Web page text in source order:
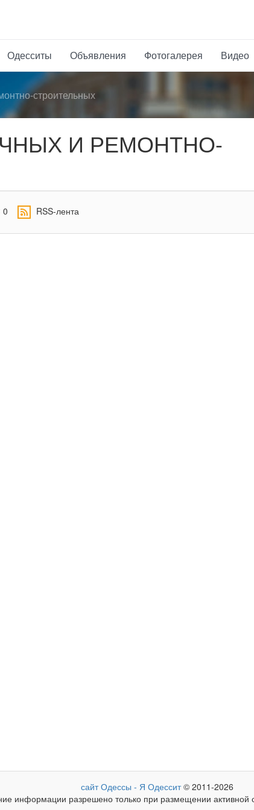
Одесситы Объявления Фотогалерея Видео
строительных
И РЕМОНТНО-
0 RSS-лента
сайт Одессы - Я Одессит© 2011-2026
информации разрешено только при размещении активной